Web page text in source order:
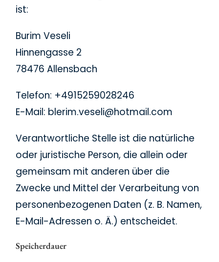
ist:
Burim Veseli
Hinnengasse 2
78476 Allensbach
Telefon: +4915259028246
E-Mail: blerim.veseli@hotmail.com
Verantwortliche Stelle ist die natürliche
oder juristische Person, die allein oder
gemeinsam mit anderen über die
Zwecke und Mittel der Verarbeitung von
personenbezogenen Daten (z. B. Namen,
E-Mail-Adressen o. Ä.) entscheidet.
Speicherdauer